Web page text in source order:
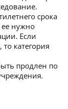
срока
ее нужно
Если
категория
продлен по